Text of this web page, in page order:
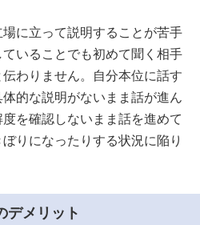
に立って説明することが苦手
いることでも初めて聞く相手
わりません。自分本位に話す
的な説明がないまま話が進ん
を確認しないまま話を進めて
りになったりする状況に陥り
デメリット